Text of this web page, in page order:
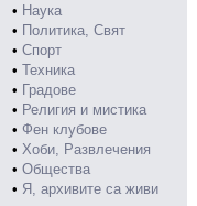
• Наука
• Политика, Свят
• Спорт
• Техника
• Градове
• Религия и мистика
• Фен клубове
• Хоби, Развлечения
• Общества
• Я, архивите са живи